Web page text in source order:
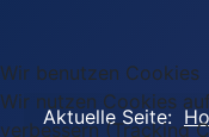
Aktuelle Seite:
Wir benutzen Cookies
Wir nutzen Cookies
verbessern (Tracking